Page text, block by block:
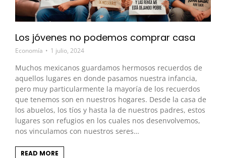
Los jóvenes no podemos comprar casa
Economía 1 julio, 2024
Muchos mexicanos guardamos hermosos recuerdos de
aquellos lugares en donde pasamos nuestra infancia,
pero muy particularmente la mayoría de los recuerdos
que tenemos son en nuestros hogares. Desde la casa de
los abuelos, los tíos y hasta la de nuestros padres, estos
lugares son refugios en los cuales nos desenvolvemos,
nos vinculamos con nuestros seres…
READ MORE